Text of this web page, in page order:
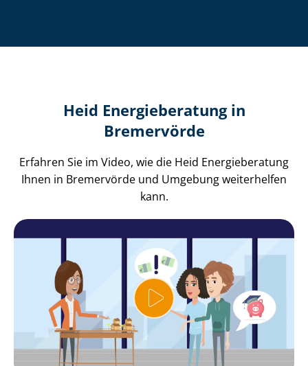
Heid Energieberatung in
Bremervörde
Erfahren Sie im Video, wie die Heid Energieberatung
Ihnen in Bremervörde und Umgebung weiterhelfen
kann.